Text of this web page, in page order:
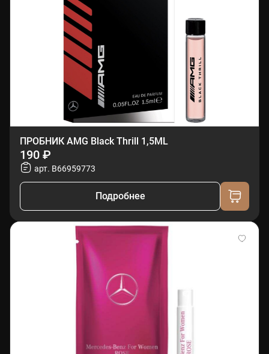
ПРОБНИК AMG Black Thrill 1,5ML
190 ₽
арт. B66959773
Подробнее